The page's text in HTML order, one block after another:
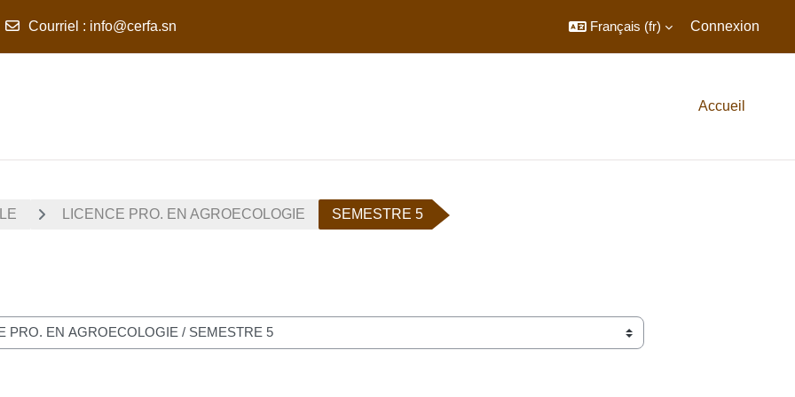
Courriel : info@cerfa.sn Français ‎(fr)‎ Connexion
Accueil
LICENCE PRO. EN AGROECOLOGIE SEMESTRE 5